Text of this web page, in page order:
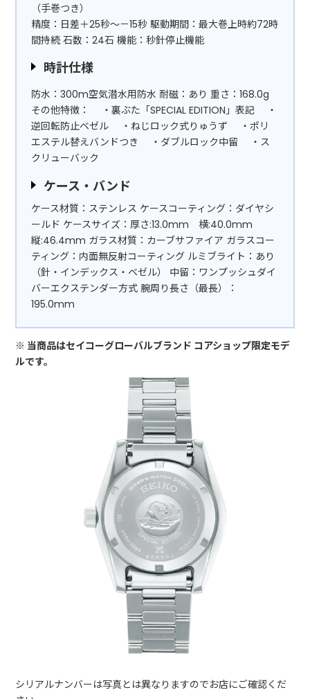
（手巻つき）
精度：日差＋25秒～－15秒 駆動期間：最大巻上時約72時
間持続 石数：24石 機能：秒針停止機能
時計仕様
防水：300m空気潜水用防水 耐磁：あり 重さ：168.0g
その他特徴： ・裏ぶた「SPECIAL EDITION」表記 ・
逆回転防止ベゼル ・ねじロック式りゅうず ・ポリ
エステル替えバンドつき ・ダブルロック中留 ・ス
クリューバック
ケース・バンド
ケース材質：ステンレス ケースコーティング：ダイヤシ
ールド ケースサイズ：厚さ:13.0mm 横:40.0mm
縦:46.4mm ガラス材質：カーブサファイア ガラスコー
ティング：内面無反射コーティング ルミブライト：あり
（針・インデックス・ベゼル） 中留：ワンプッシュダイ
バーエクステンダー方式 腕周り長さ（最長）：
195.0mm
※ 当商品はセイコーグローバルブランド コアショップ限定モデ
ルです。
シリアルナンバーは写真とは異なりますのでお店にご確認くだ